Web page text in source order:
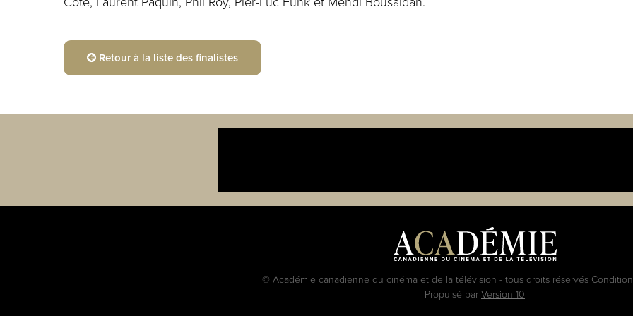
Retour à la liste des finalistes
© Académie canadienne du cinéma et de la télévision - tous droits réservés
Propulsé par Version 10